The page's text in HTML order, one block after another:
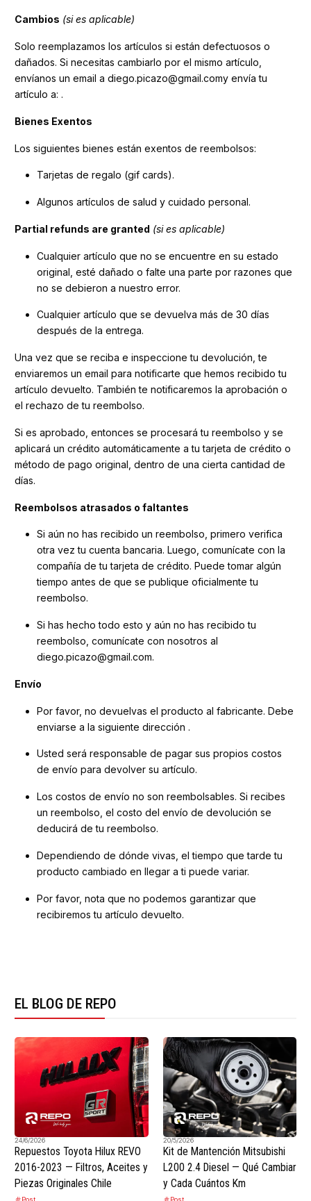
Cambios (si es aplicable)
Solo reemplazamos los artículos si están defectuosos o
dañados. Si necesitas cambiarlo por el mismo artículo,
envíanos un email a diego.picazo@gmail.comy envía tu
artículo a: .
Bienes Exentos
Los siguientes bienes están exentos de reembolsos:
Tarjetas de regalo (gif cards).
Algunos artículos de salud y cuidado personal.
Partial refunds are granted (si es aplicable)
Cualquier artículo que no se encuentre en su estado
original, esté dañado o falte una parte por razones que
no se debieron a nuestro error.
Cualquier artículo que se devuelva más de 30 días
después de la entrega.
Una vez que se reciba e inspeccione tu devolución, te
enviaremos un email para notificarte que hemos recibido tu
artículo devuelto. También te notificaremos la aprobación o
el rechazo de tu reembolso.
Si es aprobado, entonces se procesará tu reembolso y se
aplicará un crédito automáticamente a tu tarjeta de crédito o
método de pago original, dentro de una cierta cantidad de
días.
Reembolsos atrasados ​​o faltantes
Si aún no has recibido un reembolso, primero verifica
otra vez tu cuenta bancaria. Luego, comunícate con la
compañía de tu tarjeta de crédito. Puede tomar algún
tiempo antes de que se publique oficialmente tu
reembolso.
Si has hecho todo esto y aún no has recibido tu
reembolso, comunícate con nosotros al
diego.picazo@gmail.com.
Envío
Por favor, no devuelvas el producto al fabricante. Debe
enviarse a la siguiente dirección .
Usted será responsable de pagar sus propios costos
de envío para devolver su artículo.
Los costos de envío no son reembolsables. Si recibes
un reembolso, el costo del envío de devolución se
deducirá de tu reembolso.
Dependiendo de dónde vivas, el tiempo que tarde tu
producto cambiado en llegar a ti puede variar.
Por favor, nota que no podemos garantizar que
recibiremos tu artículo devuelto.
EL BLOG DE REPO
24/6/2026
Repuestos Toyota Hilux REVO
2016-2023 — Filtros, Aceites y
Piezas Originales Chile
Post
20/5/2026
Kit de Mantención Mitsubishi
L200 2.4 Diesel — Qué Cambiar
y Cada Cuántos Km
Post